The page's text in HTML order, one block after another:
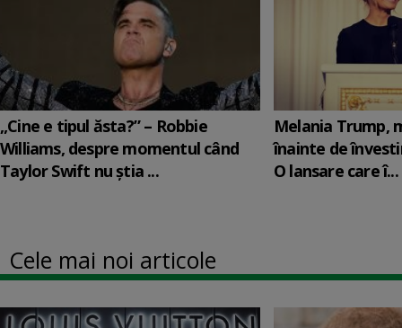
„Cine e tipul ăsta?” – Robbie
Williams, despre momentul când
Taylor Swift nu știa ...
Melania Trump,
înainte de
O lansare care î...
Cele mai noi articole